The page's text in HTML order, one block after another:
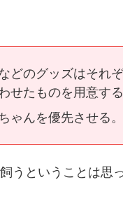
どのグッズはそれ
せたものを用意する
ゃんを優先させる。
うということは思